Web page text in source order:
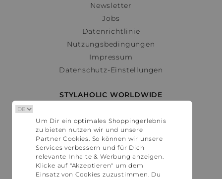
Newsletter
Jobs
Datenrichtlinie
Nutzungsbedingungen
Impressum
Datenschutz-Einstellungen
STYLAHOLIC WORLDWIDE
Österreich
Schweiz
France
United States
Um Dir ein optimales Shoppingerlebnis
zu bieten nutzen wir und unsere
Partner Cookies. So können wir unsere
Services verbessern und für Dich
relevante Inhalte & Werbung anzeigen.
Klicke auf "Akzeptieren" um dem
Einsatz von Cookies zuzustimmen. Du